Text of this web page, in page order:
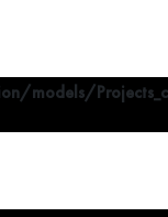
before required
models/